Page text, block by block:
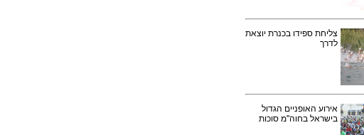
צליחת ספידו בכנרת יוצאת
לדרך
אירוע האופניים הגדול
בישראל בחוה"מ סוכות